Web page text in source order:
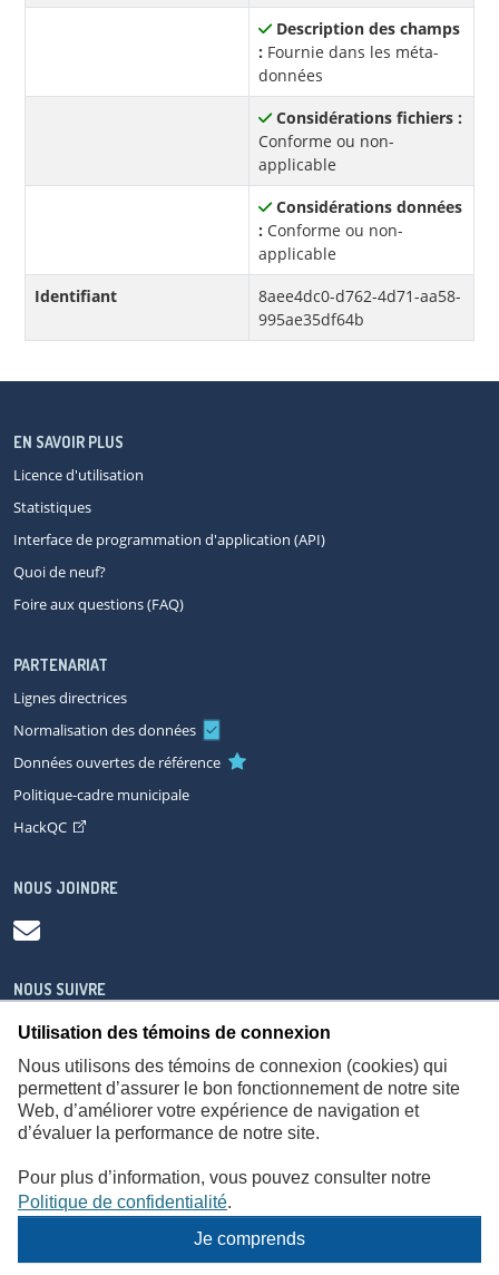
Description des champs
: Fournie dans les méta-
données
Considérations fichiers :
Conforme ou non-
applicable
Considérations données
: Conforme ou non-
applicable
Identifiant
8aee4dc0-d762-4d71-aa58-
995ae35df64b
Utilisation des témoins de connexion
Nous utilisons des témoins de connexion (cookies) qui
permettent d’assurer le bon fonctionnement de notre site
Web, d’améliorer votre expérience de navigation et
d’évaluer la performance de notre site.
Pour plus d’information, vous pouvez consulter notre
Politique de confidentialité.
Je comprends
EN SAVOIR PLUS
Licence d'utilisation
Statistiques
Interface de programmation d'application (API)
Quoi de neuf?
Foire aux questions (FAQ)
PARTENARIAT
Lignes directrices
Normalisation des données
Données ouvertes de référence
Politique-cadre municipale
HackQC
NOUS JOINDRE
NOUS SUIVRE
À propos Accessibilité Plan du site
Consignes de sécurité
© Gouvernement du Québec,